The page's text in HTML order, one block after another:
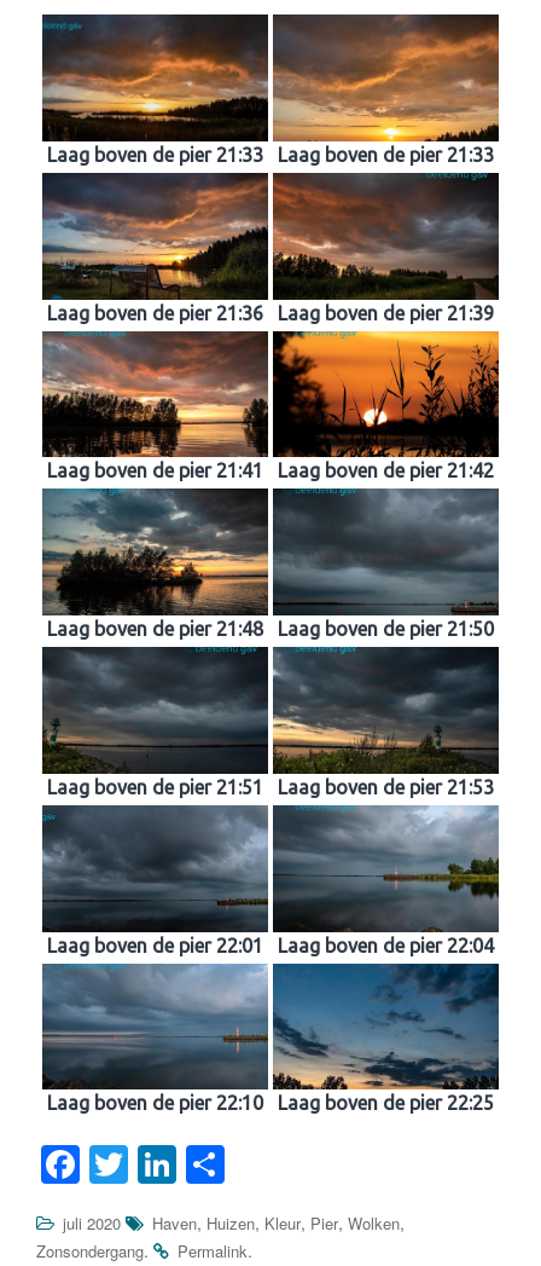
Laag boven de pier 21:33 Laag boven de pier 21:33
Laag boven de pier 21:36 Laag boven de pier 21:39
Laag boven de pier 21:41 Laag boven de pier 21:42
Laag boven de pier 21:48 Laag boven de pier 21:50
Laag boven de pier 21:51 Laag boven de pier 21:53
Laag boven de pier 22:01 Laag boven de pier 22:04
Laag boven de pier 22:10 Laag boven de pier 22:25
F
c
T
tt
Li
k
e
juli 2020 Haven, Huizen, Kleur, Pier, Wolken,
Zonsondergang. Permalink.